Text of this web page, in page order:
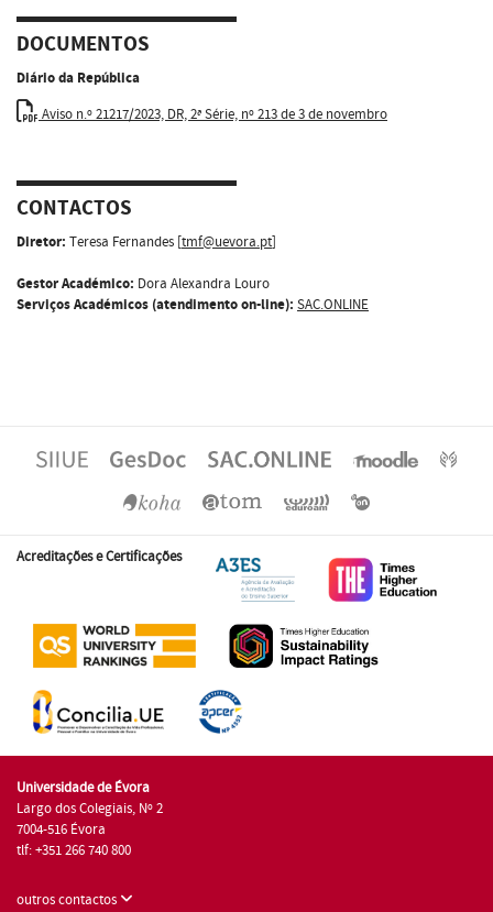
DOCUMENTOS
Diário da República
Aviso n.º 21217/2023, DR, 2ª Série, nº 213 de 3 de novembro
CONTACTOS
Diretor: Teresa Fernandes [tmf@uevora.pt]
Gestor Académico: Dora Alexandra Louro
Serviços Académicos (atendimento on-line): SAC.ONLINE
Acreditações e Certificações
Universidade de Évora
Largo dos Colegiais, Nº 2
7004-516 Évora
tlf: +351 266 740 800
outros contactos